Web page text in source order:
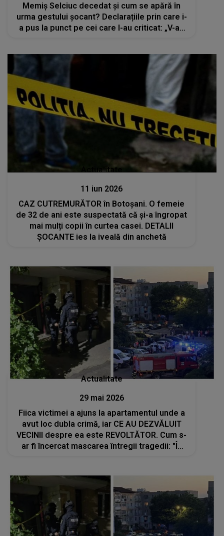
Memiș Selciuc decedat și cum se apără în
urma gestului șocant? Declarațiile prin care i-
a pus la punct pe cei care l-au criticat: „V-ați
Actualitate
11 iun 2026
CAZ CUTREMURĂTOR în Botoșani. O femeie
de 32 de ani este suspectată că și-a îngropat
mai mulți copii în curtea casei. DETALII
ȘOCANTE ies la iveală din anchetă
Actualitate
29 mai 2026
Fiica victimei a ajuns la apartamentul unde a
avut loc dubla crimă, iar CE AU DEZVĂLUIT
VECINII despre ea este REVOLTĂTOR. Cum s-
ar fi încercat mascarea întregii tragedii: "În